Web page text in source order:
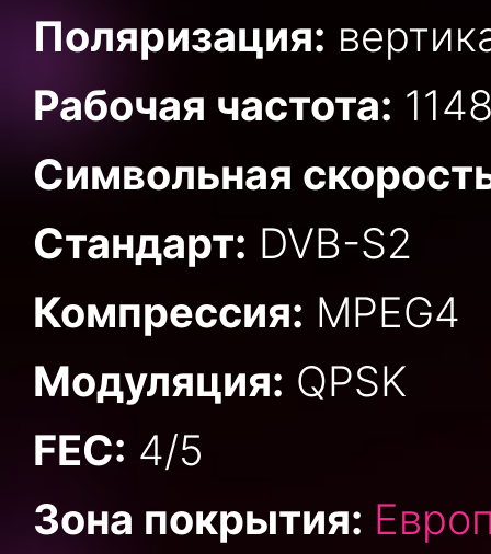
Поляризация:
Рабочая частота:
Символьная
Стандарт: DVB-S2
Компрессия: MPEG4
Модуляция: QPSK
FEC: 4/5
Зона покрытия: